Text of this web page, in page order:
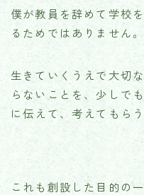
僕が教員を辞めて学校
るためではありません。
生きていくうえで大切
らないことを、少しで
に伝えて、考えてもらう
これも創設した目的の一